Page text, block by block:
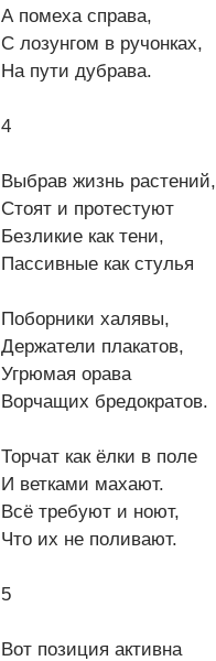
А помеха справа,
С лозунгом в ручонках,
На пути дубрава.
4
Выбрав жизнь растений,
Стоят и протестуют
Безликие как тени,
Пассивные как стулья
Поборники халявы,
Держатели плакатов,
Угрюмая орава
Ворчащих бредократов.
Торчат как ёлки в поле
И ветками махают.
Всё требуют и ноют,
Что их не поливают.
5
Вот позиция активна